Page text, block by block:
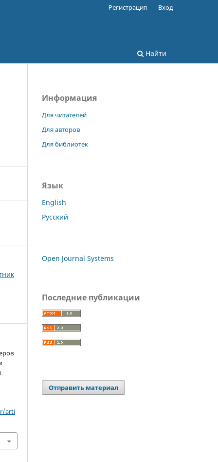
Найти
Регистрация Вход
arti
Информация
Для читателей
Для авторов
Для библиотек
Язык
English
Русский
Open Journal Systems
Последние публикации
Отправить материал